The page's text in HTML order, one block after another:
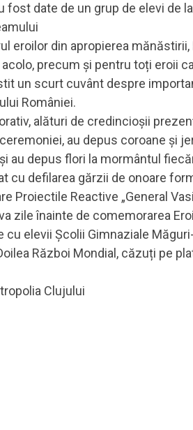
date de un grup de elevi de
eroilor din apropierea
precum și pentru toți eroii
un scurt cuvânt despre
României.
alături de credincioşii
au depus coroane şi
au depus flori la mormântul
cu defilarea gărzii de onoare
Proiectile Reactive „General
zile înainte de comemorarea
cu elevii Școlii Gimnaziale
Război Mondial, căzuți pe
Clujului